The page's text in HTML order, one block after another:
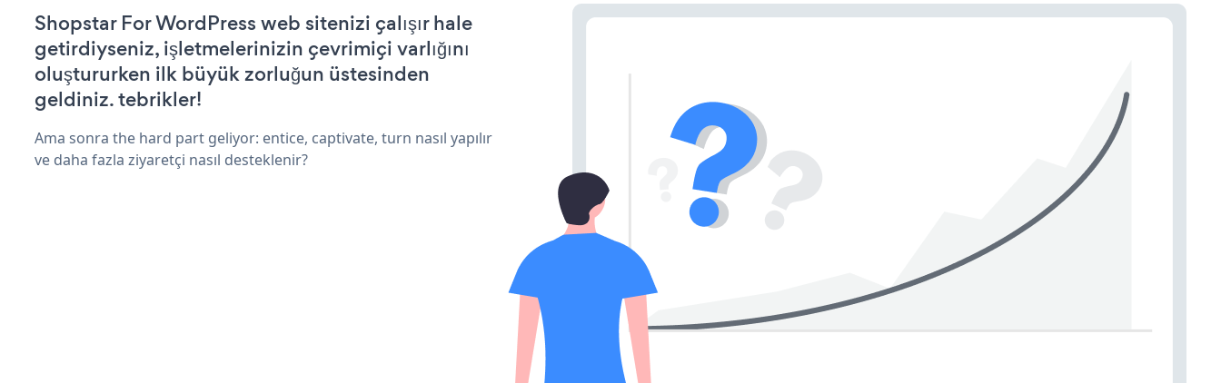
Shopstar For WordPress web sitenizi çalışır hale
getirdiyseniz, işletmelerinizin çevrimiçi varlığını
oluştururken ilk büyük zorluğun üstesinden
geldiniz. tebrikler!
Ama sonra the hard part geliyor: entice, captivate, turn nasıl yapılır
ve daha fazla ziyaretçi nasıl desteklenir?